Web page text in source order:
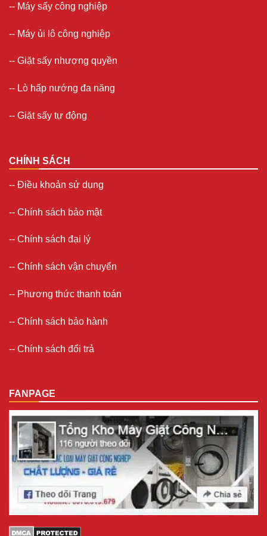
-- Máy sấy công nghiệp
-- Máy ủi lô công nghiệp
-- Giặt sấy nhượng quyền
-- Lò hấp nướng đa năng
-- Giặt sấy tự động
CHÍNH SÁCH
-- Điều khoản sử dụng
-- Chính sách bảo mật
-- Chính sách đại lý
-- Chính sách vận chuyển
-- Phương thức thanh toán
-- Chính sách bảo hành
-- Chính sách đổi trả
FANPAGE